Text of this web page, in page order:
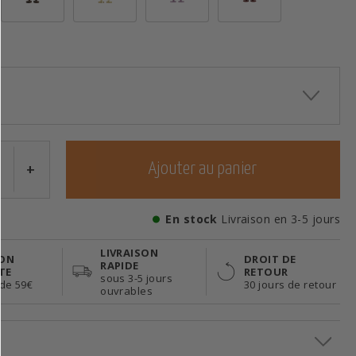
+ Ajouter au panier
En stock Livraison en 3-5 jours
59€
LIVRAISON
RAPIDE
sous 3-5 jours
ouvrables
DROIT DE
RETOUR
30 jours de retour